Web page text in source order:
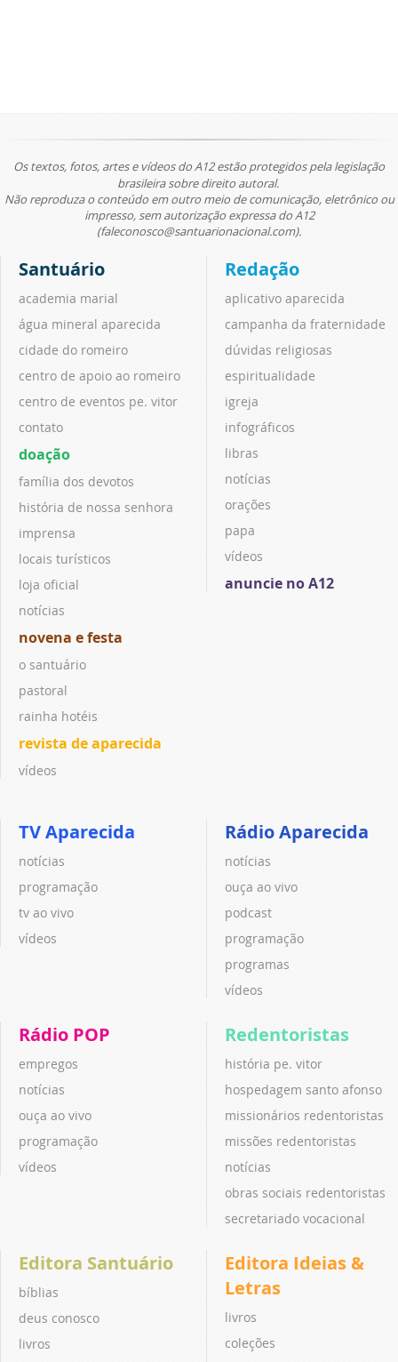
Os textos, fotos, artes e vídeos do A12 estão protegidos pela legislação
brasileira sobre direito autoral.
Não reproduza o conteúdo em outro meio de comunicação, eletrônico ou
impresso, sem autorização expressa do A12
(faleconosco@santuarionacional.com).
Santuário
academia marial
água mineral aparecida
cidade do romeiro
centro de apoio ao romeiro
centro de eventos pe. vitor
contato
doação
família dos devotos
história de nossa senhora
imprensa
locais turísticos
loja oficial
notícias
novena e festa
o santuário
pastoral
rainha hotéis
revista de aparecida
vídeos
Redação
aplicativo aparecida
campanha da fraternidade
dúvidas religiosas
espiritualidade
igreja
infográficos
libras
notícias
orações
papa
vídeos
anuncie no A12
TV Aparecida
notícias
programação
tv ao vivo
vídeos
Rádio Aparecida
notícias
ouça ao vivo
podcast
programação
programas
vídeos
Rádio POP
empregos
notícias
ouça ao vivo
programação
vídeos
Redentoristas
história pe. vitor
hospedagem santo afonso
missionários redentoristas
missões redentoristas
notícias
obras sociais redentoristas
secretariado vocacional
Editora Santuário
bíblias
deus conosco
livros
Editora Ideias &
Letras
livros
coleções